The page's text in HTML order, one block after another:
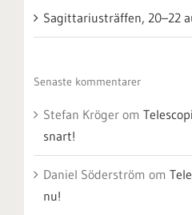
Sagittariusträffen, 20–22
Senaste kommentarer
Stefan Kröger om
snart!
Daniel Söderström om
nu!